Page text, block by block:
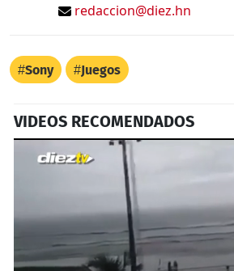
redaccion@diez.hn
Sony Juegos
VIDEOS RECOMENDADOS